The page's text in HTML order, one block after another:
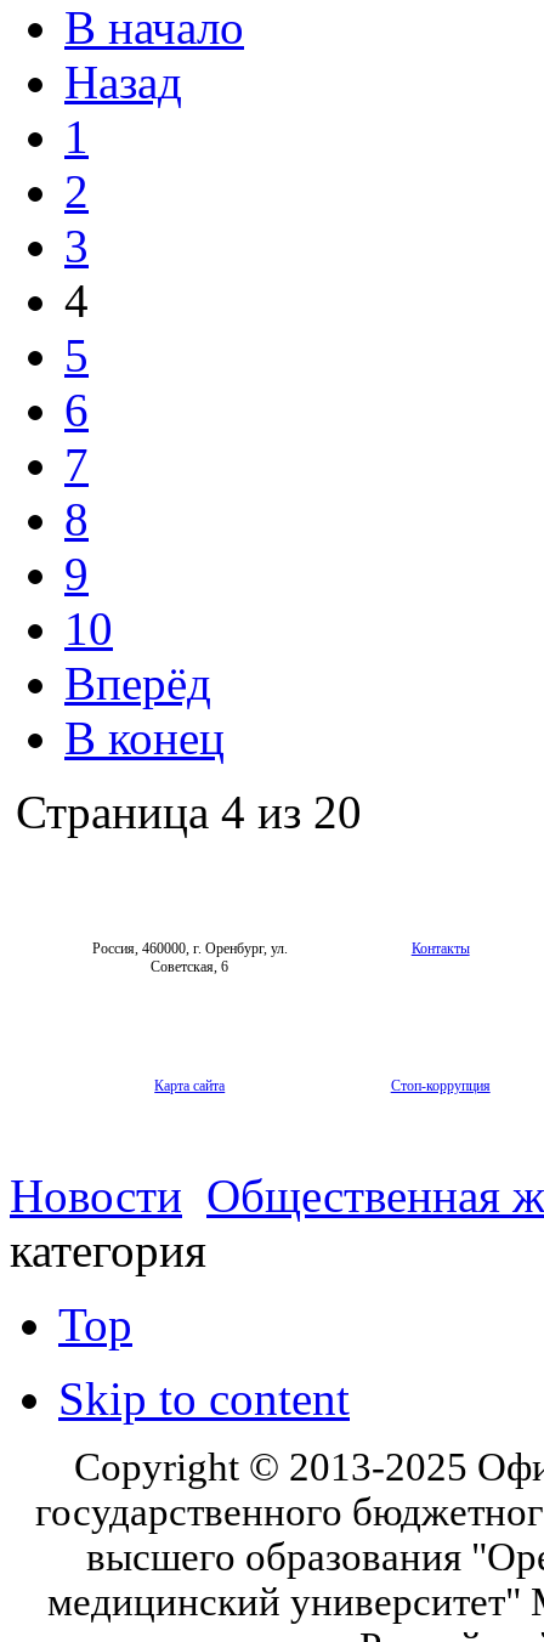
В начало
Назад
1
2
3
4
5
6
7
8
9
10
Вперёд
В конец
Страница 4 из 20
Россия, 460000, г. Оренбург, ул.
Советская, 6
Контакты
Карта сайта Стоп-коррупция
Новости Общественная
категория
Top
Skip to content
Copyright © 2013-2025
государственного
высшего образования
медицинский университет"